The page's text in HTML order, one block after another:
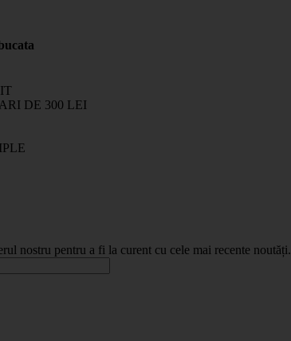
DE 300 LEI
nostru pentru a fi la curent cu cele mai recente noutăți.